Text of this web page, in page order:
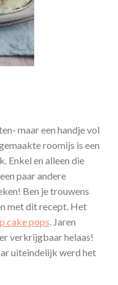
maar een handje vol
roomijs is een
Enkel en alleen die
paar andere
Ben je trouwens
met dit recept. Het
cake pops. Jaren
verkrijgbaar helaas!
uiteindelijk werd het